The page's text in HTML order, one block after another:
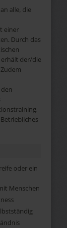
alle, die
einer
Durch das
der/die
oder ein
Menschen